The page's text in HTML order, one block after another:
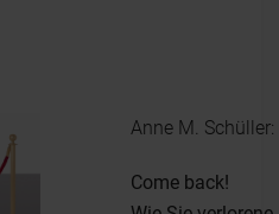
Anne M. Schüller:
Come back!